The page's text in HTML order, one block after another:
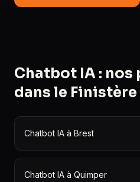
Chatbot IA : nos
dans le Finistère
Chatbot IA à Brest
Chatbot IA à Quimper